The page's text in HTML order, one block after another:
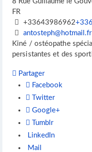
FR
+33643986962
antosteph@hotmail.fr
Kiné / ostéopathe
persistantes et des
Partager
Facebook
Twitter
Google+
Tumblr
LinkedIn
Mail